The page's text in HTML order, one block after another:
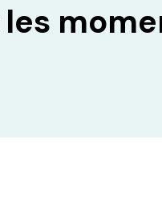
les